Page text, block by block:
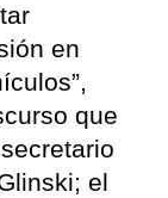
en
que
el